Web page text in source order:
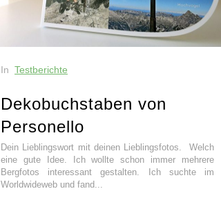
In Testberichte
Dekobuchstaben von
Personello
Dein Lieblingswort mit deinen Lieblingsfotos. Welch
eine gute Idee. Ich wollte schon immer mehrere
Bergfotos interessant gestalten. Ich suchte im
Worldwideweb und fand...